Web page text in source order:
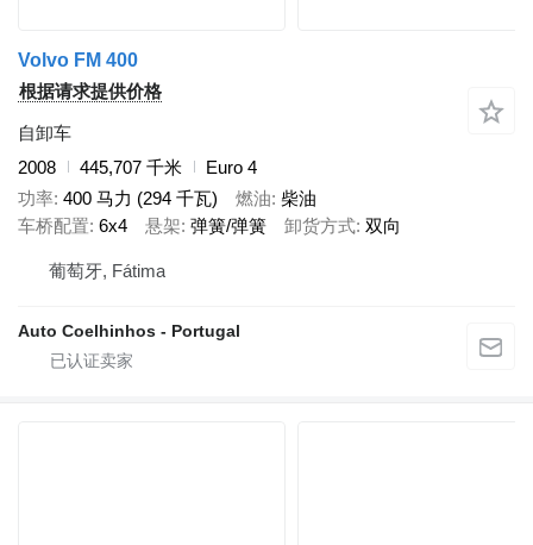
Volvo FM 400
根据请求提供价格
自卸车
2008
445,707 千米
Euro 4
功率 400 马力 (294 千瓦) 燃油 柴油
车桥配置 6x4 悬架 弹簧/弹簧 卸货方式 双向
葡萄牙, Fátima
Auto Coelhinhos - Portugal